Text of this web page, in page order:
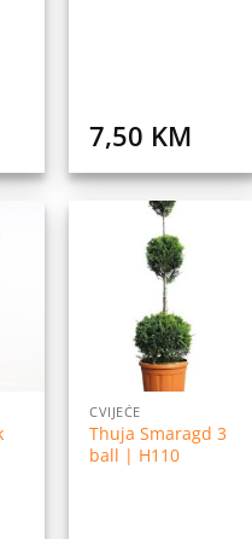
7,50 KM
CVIJEĆE
Thuja Smaragd 3
ball | H110